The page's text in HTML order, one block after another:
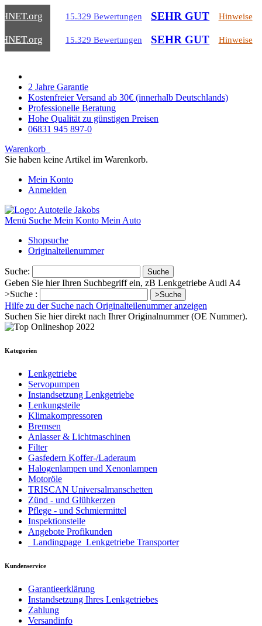
.org 15.329 Bewertungen SEHR GUT Hinweise
.org 15.329 Bewertungen SEHR GUT Hinweise
2 Jahre Garantie
Kostenfreier Versand ab 30€ (innerhalb Deutschlands)
Professionelle Beratung
Hohe Qualität zu günstigen Preisen
06831 945 897-0
Warenkorb
Sie haben keine Artikel im Warenkorb.
Mein Konto
Anmelden
Menü Suche Mein Konto Mein Auto
Shopsuche
Originalteilenummer
Suche: Suche
Geben Sie hier Ihren Suchbegriff ein, zB Lenkgetriebe Audi A4
>Suche :
>Suche
Hilfe zu der Suche nach Originalteilenummer anzeigen
Suchen Sie hier direkt nach Ihrer Originalnummer (OE Nummer).
Kategorien
Lenkgetriebe
Servopumpen
Instandsetzung Lenkgetriebe
Lenkungsteile
Klimakompressoren
Bremsen
Anlasser & Lichtmaschinen
Filter
Gasfedern Koffer-/Laderaum
Halogenlampen und Xenonlampen
Motoröle
TRISCAN Universalmanschetten
Zünd - und Glühkerzen
Pflege - und Schmiermittel
Inspektionsteile
Angebote Profikunden
_Landingpage_Lenkgetriebe Transporter
Kundenservice
Garantieerklärung
Instandsetzung Ihres Lenkgetriebes
Zahlung
Versandinfo